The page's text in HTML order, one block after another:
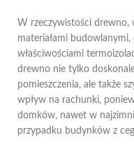
W rzeczywistości
materiałami
właściwościami
drewno nie tylko
pomieszczenia, ale także
wpływ na rachunki,
domków, nawet w
przypadku budynków z